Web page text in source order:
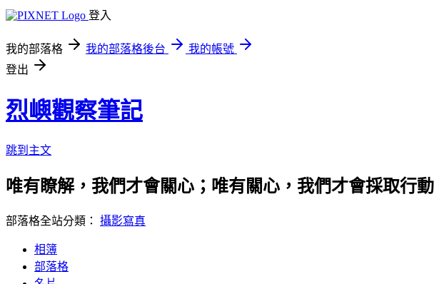
登入
我的部落格 我的部落格後台
我的帳號
登出
烈嶼觀察筆記
跳到主文
唯有瞭解，我們才會關心；唯有關心，我們才會採取行
部落格全站分類： 攝影寫真
相簿
部落格